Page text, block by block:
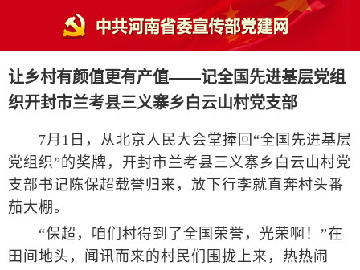
让乡村有颜值更有产值——记全国先进基层党组
织开封市兰考县三义寨乡白云山村党支部
7月1日，从北京人民大会堂捧回“全国先进基层
党组织”的奖牌，开封市兰考县三义寨乡白云山村党
支部书记陈保超载誉归来，放下行李就直奔村头番
茄大棚。
“保超，咱们村得到了全国荣誉，光荣啊！”在
田间地头，闻讯而来的村民们围拢上来，热热闹